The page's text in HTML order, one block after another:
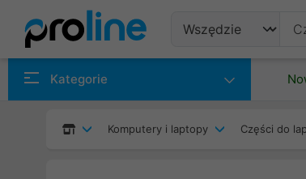
Kategorie
Komputery i laptopy Części do